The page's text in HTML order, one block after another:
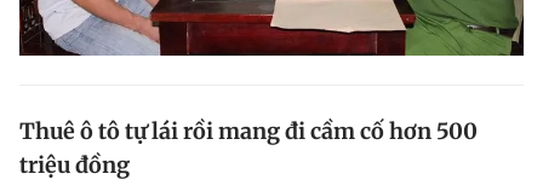
Thuê ô tô tự lái rồi mang đi cầm cố hơn 500
triệu đồng